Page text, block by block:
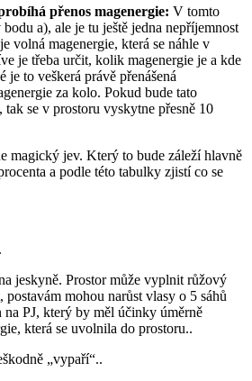
přenos magenergie: V tomto
a), ale je tu ještě jedna nepříjemnost
volná magenergie, která se náhle v
je třeba určit, kolik magenergie je a kde
je to veškerá právě přenášená
za kolo. Pokud bude tato
se v prostoru vyskytne přesně 10
magický jev. Který to bude záleží hlavně
a podle této tabulky zjistí co se
jeskyně. Prostor může vyplnit růžový
postavám mohou narůst vlasy o 5 sáhů
na PJ, který by měl účinky úměrně
která se uvolnila do prostoru..
„vypaří“..